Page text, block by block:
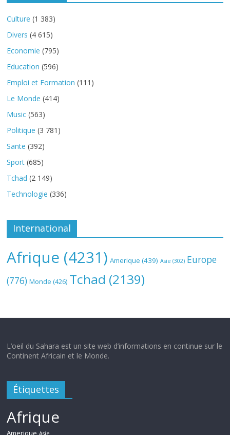
Culture (1 383)
Divers (4 615)
Economie (795)
Education (596)
Emploi et Formation (111)
Le Monde (414)
Music (563)
Politique (3 781)
Sante (392)
Sport (685)
Tchad (2 149)
Technologie (336)
International
Afrique (4231) Amerique (439) Asie (302) Europe
(776) Monde (426) Tchad (2139)
L’oeil du Sahara est un site web d’informations en continue sur le
Continent Africain et le Monde.
Étiquettes
Afrique
Amerique Asie